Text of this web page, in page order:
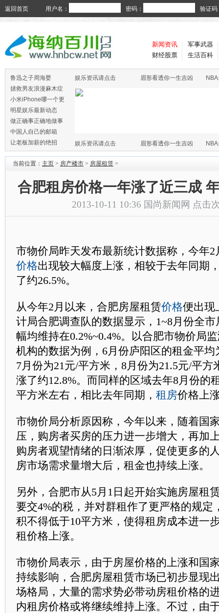
返回首页 用户名： 密码： 验证码
新闻资讯
财经股票
军事武器
生活百科
鲁迅之子周海婴
拯救男友浪漫麻木症
小米iPhone哪一个更
火
明星娱乐最新动态
做正确事正确地做事
中国人自己的邮箱
让老板加薪的绝招
娱乐资讯请点击 眉形看透你一生吉凶
娱乐资讯请点击 眉形看透你一生吉凶
当前位置： 主页 > 房产楼市 > 房屋租赁 >
合肥租房价格一年涨了近三成
2013-10-11 10:36 国尚新闻网 点击
市物价局昨天发布最新统计数据称，今年2
价格出现较大幅度上涨，相较于去年同期
了约26.5%。
从今年2月以来，合肥房屋租赁价格便出现
计局合肥调查队的数据显示，1~8月份全
幅均维持在0.2%~0.4%。以合肥市物价局
机构的数据为例，6月份庐阳区的租金平均
7月份为21元/平方米，8月份为21.5元/平方
涨了约12.8%。而同样的区域去年8月份的
平方米左右，相比去年同期， 租房价格上
市物价局分析原因称，今年以来，随着国
压，购房者买房的压力进一步增大，再加
购房者观望情绪的日渐浓厚，促使更多的
房市场需求量增大后，租金也持续上涨。
另外，合肥市从5月1日起开始实施房屋租
要交4%的税，并对群租作了更严格的规定
积不得低于10平方米，使得租房成本进一
租价格上涨。
市物价局表示，由于房屋价格的上涨和国
持续影响，合肥房屋租赁市场已初步显现
场格局，大量的需求势必带动房租价格的
内租房价格或将继续维持上涨。不过，由